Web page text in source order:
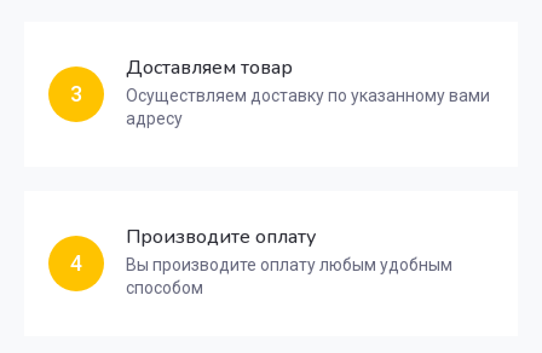
3
Доставляем товар
Осуществляем доставку по указанному вами
адресу
4
Производите оплату
Вы производите оплату любым удобным
способом